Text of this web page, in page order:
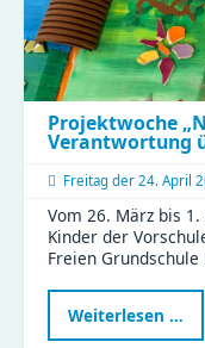
Projektwoche
Verantwortung
Freitag der 24. April
Vom 26. März bis
Kinder der
Freien
Weiterlesen …